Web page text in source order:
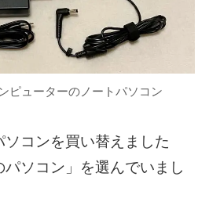
ピューターのノートパソコン
コンを買い替えました
ソコン」を選んでいまし